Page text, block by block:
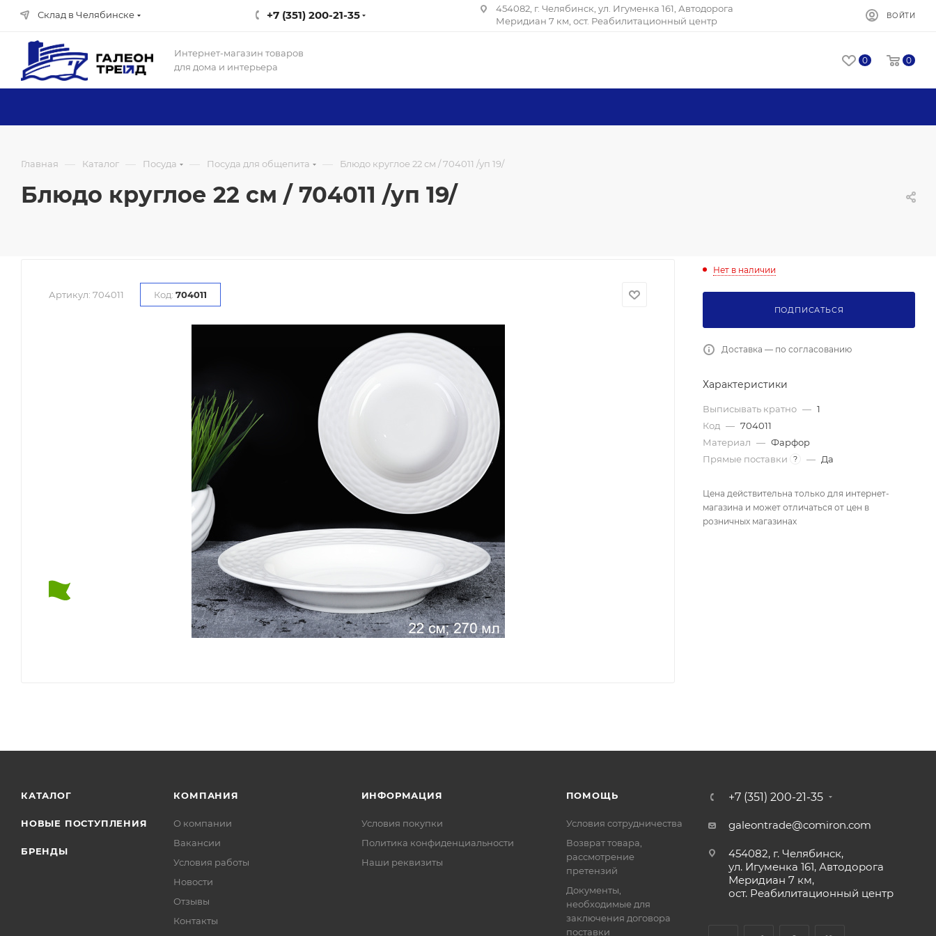
Склад в Челябинске +7 (351) 200-21-35
454082, г. Челябинск, ул. Игуменка 161, Автодорога
Меридиан 7 км, ост. Реабилитационный центр
ВОЙТИ
Интернет-магазин товаров
для дома и интерьера
0 0
Главная — Каталог — Посуда — Посуда для общепита — Блюдо круглое 22 см / 704011 /уп 19/
Блюдо круглое 22 см / 704011 /уп 19/
Артикул: 704011 Код: 704011
Нет в наличии
ПОДПИСАТЬСЯ
Доставка — по согласованию
Характеристики
Выписывать кратно — 1
Код — 704011
Материал — Фарфор
Прямые поставки
? — Да
Цена действительна только для интернет-
магазина и может отличаться от цен в
розничных магазинах
КАТАЛОГ
НОВЫЕ ПОСТУПЛЕНИЯ
БРЕНДЫ
КОМПАНИЯ
О компании
Вакансии
Условия работы
Новости
Отзывы
Контакты
ИНФОРМАЦИЯ
Условия покупки
Политика конфиденциальности
Наши реквизиты
ПОМОЩЬ
Условия сотрудничества
Возврат товара,
рассмотрение
претензий
Документы,
необходимые для
заключения договора
поставки
+7 (351) 200-21-35
galeontrade@comiron.com
454082, г. Челябинск,
ул. Игуменка 161, Автодорога
Меридиан 7 км,
ост. Реабилитационный центр